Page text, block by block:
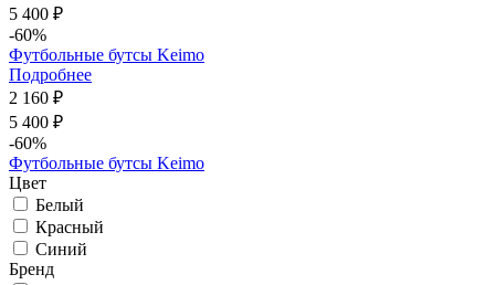
5 400 ₽
-60%
Футбольные бутсы Keimo
Подробнее
2 160 ₽
5 400 ₽
-60%
Футбольные бутсы Keimo
Цвет
Белый
Красный
Синий
Бренд